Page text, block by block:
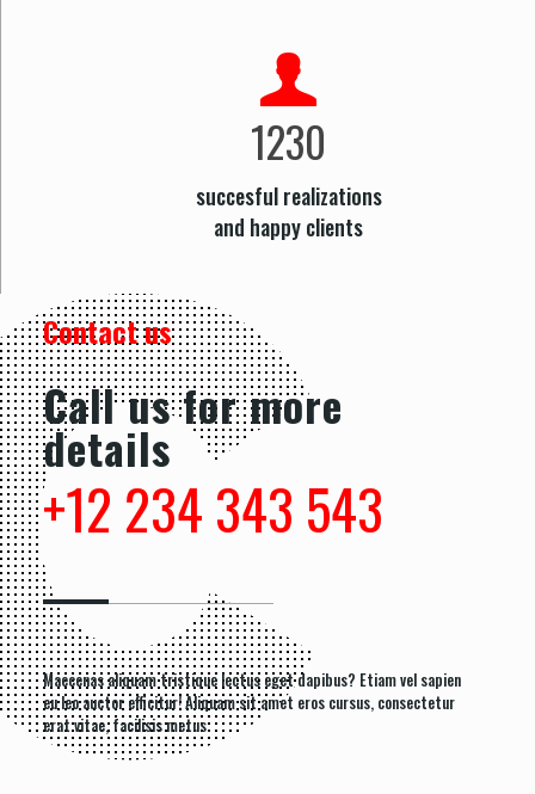
1230
succesful realizations
and happy clients
Contact us
Call us for more
details
+12 234 343 543
Maecenas aliquam tristique lectus eget dapibus? Etiam vel sapien
eu leo auctor efficitur! Aliquam sit amet eros cursus, consectetur
erat vitae, facilisis metus.